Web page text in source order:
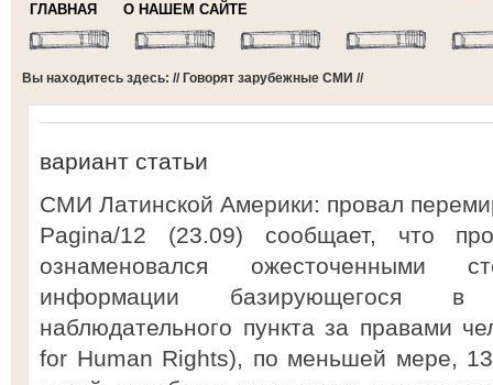
ГЛАВНАЯ О НАШЕМ САЙТЕ
Вы находитесь здесь: // Говорят зарубежные СМИ //
вариант статьи
СМИ Латинской Америки: провал
Pagina/12 (23.09) сообщает, что
ознаменовался ожесточенными
информации базирующегося в
наблюдательного пункта за правами
for Human Rights), по меньшей мере,